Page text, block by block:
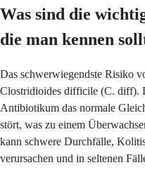
Was sind die
die man kennen
Das schwerwiegendste Risiko
Clostridioides difficile (C. diff).
Antibiotikum das normale
stört, was zu einem
kann schwere Durchfälle,
verursachen und in seltenen